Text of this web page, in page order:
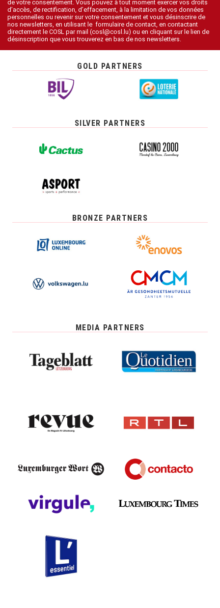
de votre consentement. Vous pouvez à tout moment exercer vos droits
d’accès, de rectification, d’effacement, à la limitation de vos données
personnelles ou revenir sur votre consentement et vous désinscrire de
nos newsletters, en utilisant le formulaire de contact, en contactant
directement le COSL par mail (cosl@cosl.lu) ou en cliquant sur le lien de
désinscription que vous trouverez en bas de nos newsletters.
GOLD PARTNERS
SILVER PARTNERS
BRONZE PARTNERS
MEDIA PARTNERS